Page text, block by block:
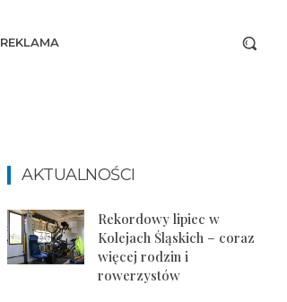
REKLAMA
AKTUALNOŚCI
Rekordowy lipiec w
Kolejach Śląskich – coraz
więcej rodzin i
rowerzystów